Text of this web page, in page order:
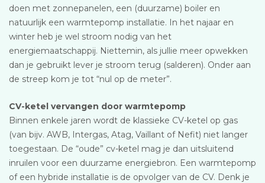
doen met zonnepanelen, een (duurzame) boiler en
natuurlijk een warmtepomp installatie. In het najaar en
winter heb je wel stroom nodig van het
energiemaatschappij. Niettemin, als jullie meer opwekken
dan je gebruikt lever je stroom terug (salderen). Onder aan
de streep kom je tot “nul op de meter”.
CV-ketel vervangen door warmtepomp
Binnen enkele jaren wordt de klassieke CV-ketel op gas
(van bijv. AWB, Intergas, Atag, Vaillant of Nefit) niet langer
toegestaan. De “oude” cv-ketel mag je dan uitsluitend
inruilen voor een duurzame energiebron. Een warmtepomp
of een hybride installatie is de opvolger van de CV. Denk je